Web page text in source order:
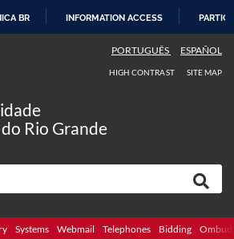
BR INFORMATION ACCESS
PORTUGUÊS ESPAÑOL
HIGH CONTRAST SITE MAP
Rio Grande
Systems Webmail Telephones Bidding